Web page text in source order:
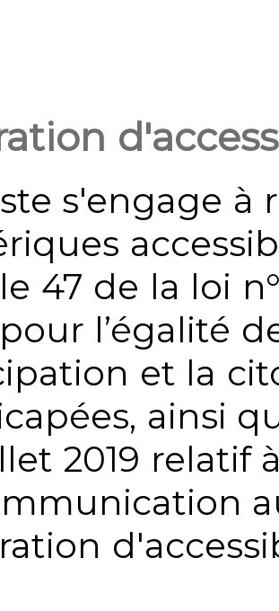
s'engage à
47 de la loi
l’égalité
et la
ainsi
2019 relatif